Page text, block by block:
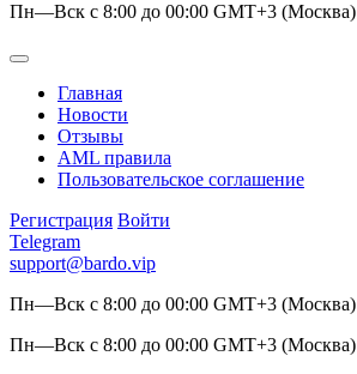
Пн—Вск с 8:00 до 00:00 GMT+3 (Москва)
Главная
Новости
Отзывы
AML правила
Пользовательское соглашение
Регистрация Войти
Telegram
support@bardo.vip
Пн—Вск с 8:00 до 00:00 GMT+3 (Москва)
Пн—Вск с 8:00 до 00:00 GMT+3 (Москва)